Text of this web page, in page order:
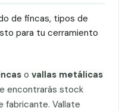
de fincas, tipos de
para tu cerramiento
o vallas metálicas
encontrarás stock
fabricante. Vallate